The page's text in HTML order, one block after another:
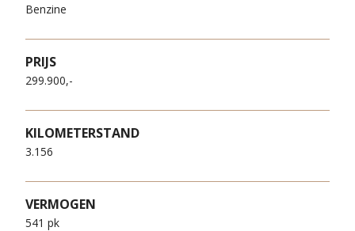
Benzine
PRIJS
299.900,-
KILOMETERSTAND
3.156
VERMOGEN
541 pk